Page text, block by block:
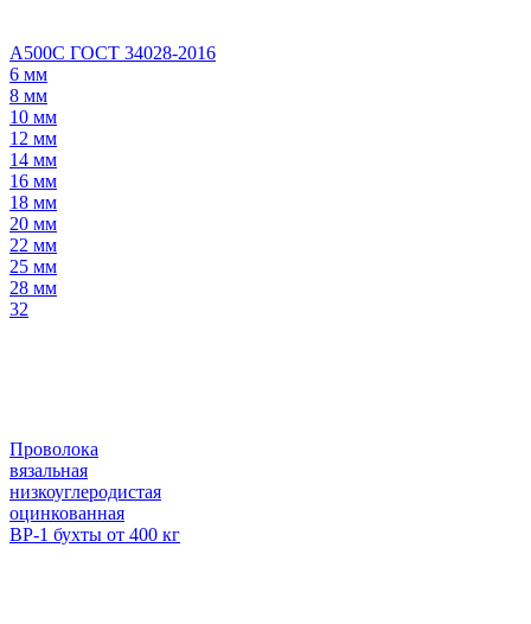
А500С ГОСТ 34028-2016
6 мм
8 мм
10 мм
12 мм
14 мм
16 мм
18 мм
20 мм
22 мм
25 мм
28 мм
32
Проволока
вязальная
низкоуглеродистая
оцинкованная
ВР-1 бухты от 400 кг